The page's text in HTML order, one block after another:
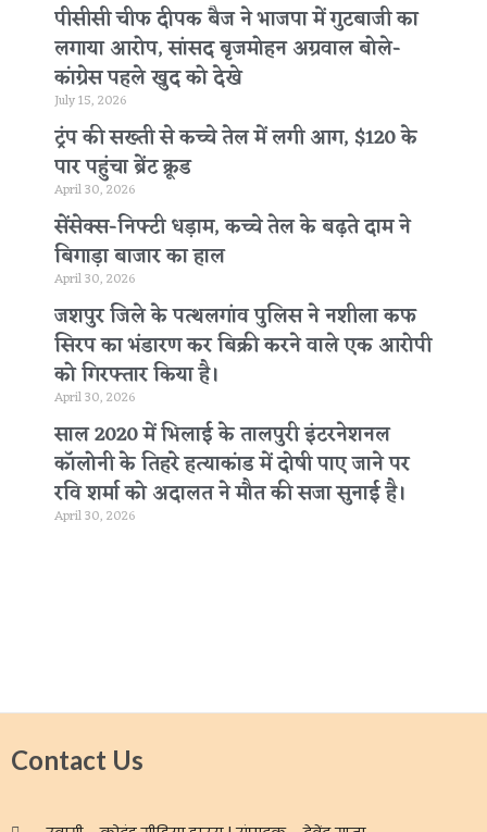
पीसीसी चीफ दीपक बैज ने भाजपा में गुटबाजी का
लगाया आरोप, सांसद बृजमोहन अग्रवाल बोले-
कांग्रेस पहले खुद को देखे
July 15, 2026
ट्रंप की सख्ती से कच्चे तेल में लगी आग, $120 के
पार पहुंचा ब्रेंट क्रूड
April 30, 2026
सेंसेक्स-निफ्टी धड़ाम, कच्चे तेल के बढ़ते दाम ने
बिगाड़ा बाजार का हाल
April 30, 2026
जशपुर जिले के पत्थलगांव पुलिस ने नशीला कफ
सिरप का भंडारण कर बिक्री करने वाले एक आरोपी
को गिरफ्तार किया है।
April 30, 2026
साल 2020 में भिलाई के तालपुरी इंटरनेशनल
कॉलोनी के तिहरे हत्याकांड में दोषी पाए जाने पर
रवि शर्मा को अदालत ने मौत की सजा सुनाई है।
April 30, 2026
Contact Us